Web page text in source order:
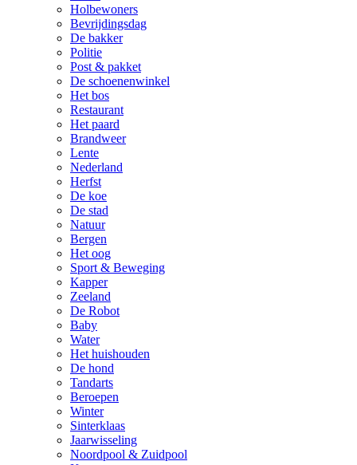
Holbewoners
Bevrijdingsdag
De bakker
Politie
Post & pakket
De schoenenwinkel
Het bos
Restaurant
Het paard
Brandweer
Lente
Nederland
Herfst
De koe
De stad
Natuur
Bergen
Het oog
Sport & Beweging
Kapper
Zeeland
De Robot
Baby
Water
Het huishouden
De hond
Tandarts
Beroepen
Winter
Sinterklaas
Jaarwisseling
Noordpool & Zuidpool